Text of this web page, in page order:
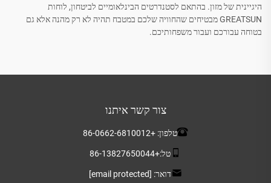
היגיינית של מזון. בהתאם לסטנדרטים הבינלאומיים לביטחון, לוחות
GREATSUN מבטיחים שהחוויה שלכם במטבח תהיה לא רק מהנה אלא גם
בטוחה עבורכם ועבור משפחותיכם.
צור קשר איתנו
טלפון: +86-0662-6810012
טל:+86-13827650044
דואר: [email protected]